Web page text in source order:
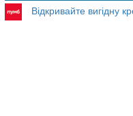
Відкривайте